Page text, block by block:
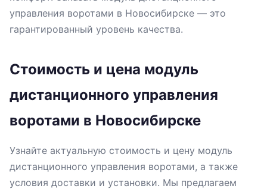
управления воротами в Новосибирске — это
гарантированный уровень качества.
Стоимость и цена модуль
дистанционного управления
воротами в Новосибирске
Узнайте актуальную стоимость и цену модуль
дистанционного управления воротами, а также
условия доставки и установки. Мы предлагаем